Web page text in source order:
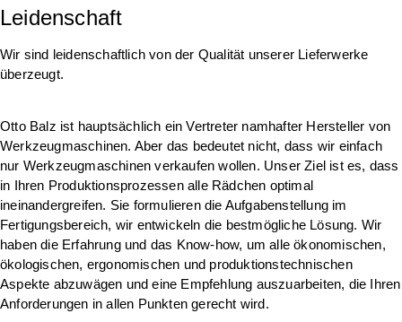
Leidenschaft
Wir sind leidenschaftlich von der Qualität unserer Lieferwerke
überzeugt.
Otto Balz ist hauptsächlich ein Vertreter namhafter Hersteller von
Werkzeugmaschinen. Aber das bedeutet nicht, dass wir einfach
nur Werkzeugmaschinen verkaufen wollen. Unser Ziel ist es, dass
in Ihren Produktionsprozessen alle Rädchen optimal
ineinandergreifen. Sie formulieren die Aufgabenstellung im
Fertigungsbereich, wir entwickeln die bestmögliche Lösung. Wir
haben die Erfahrung und das Know-how, um alle ökonomischen,
ökologischen, ergonomischen und produktionstechnischen
Aspekte abzuwägen und eine Empfehlung auszuarbeiten, die Ihren
Anforderungen in allen Punkten gerecht wird.